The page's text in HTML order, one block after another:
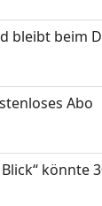
bleibt beim
Abo
könnte